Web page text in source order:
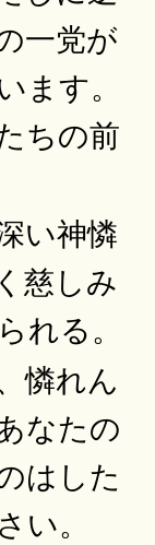
一党が
ます。
ちの前
い神憐
慈しみ
れる。
憐れん
なたの
はした
い。